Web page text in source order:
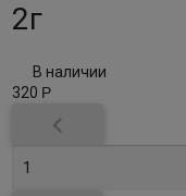
2г
В наличии
320 Р
